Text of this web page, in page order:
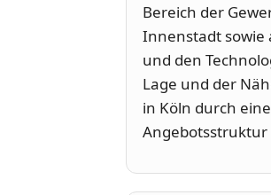
Bereich der
Innenstadt sowie
und den
Lage und der
in Köln durch